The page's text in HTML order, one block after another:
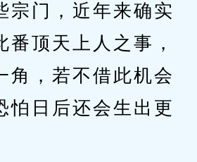
宗门，近年来确实
番顶天上人之事，
角，若不借此机会
怕日后还会生出更